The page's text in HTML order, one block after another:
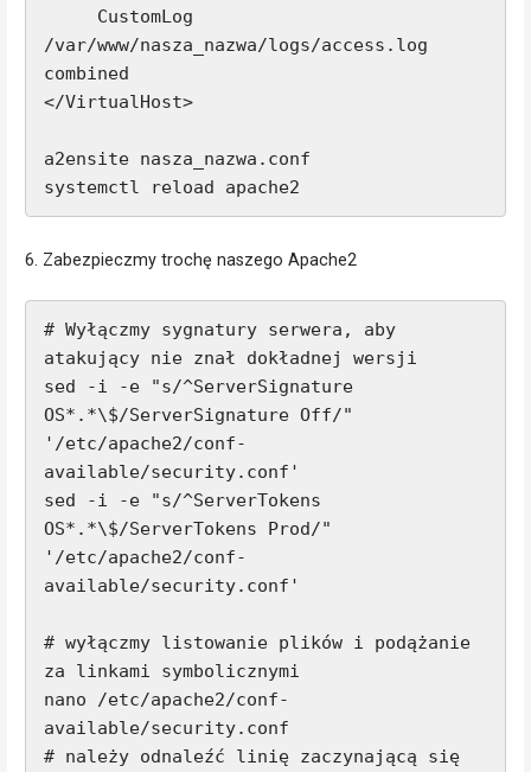
/var/www/nasza_nazwa/logs/access.log
combined
</VirtualHost>
a2ensite nasza_nazwa.conf
systemctl reload apache2
6. Zabezpieczmy trochę naszego Apache2
# Wyłączmy sygnatury serwera, aby
atakujący nie znał dokładnej wersji
sed -i -e "s/^ServerSignature
OS*.*\$/ServerSignature Off/"
'/etc/apache2/conf-
available/security.conf'
sed -i -e "s/^ServerTokens
OS*.*\$/ServerTokens Prod/"
'/etc/apache2/conf-
available/security.conf'
# wyłączmy listowanie plików i podążanie
za linkami symbolicznymi
nano /etc/apache2/conf-
available/security.conf
# należy odnaleźć linię zaczynającą się